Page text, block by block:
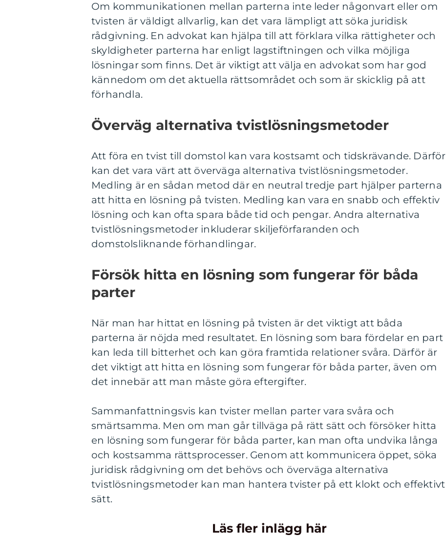
Om kommunikationen mellan parterna inte leder någonvart eller om
tvisten är väldigt allvarlig, kan det vara lämpligt att söka juridisk
rådgivning. En advokat kan hjälpa till att förklara vilka rättigheter och
skyldigheter parterna har enligt lagstiftningen och vilka möjliga
lösningar som finns. Det är viktigt att välja en advokat som har god
kännedom om det aktuella rättsområdet och som är skicklig på att
förhandla.
Överväg alternativa tvistlösningsmetoder
Att föra en tvist till domstol kan vara kostsamt och tidskrävande. Därför
kan det vara värt att överväga alternativa tvistlösningsmetoder.
Medling är en sådan metod där en neutral tredje part hjälper parterna
att hitta en lösning på tvisten. Medling kan vara en snabb och effektiv
lösning och kan ofta spara både tid och pengar. Andra alternativa
tvistlösningsmetoder inkluderar skiljeförfaranden och
domstolsliknande förhandlingar.
Försök hitta en lösning som fungerar för båda
parter
När man har hittat en lösning på tvisten är det viktigt att båda
parterna är nöjda med resultatet. En lösning som bara fördelar en part
kan leda till bitterhet och kan göra framtida relationer svåra. Därför är
det viktigt att hitta en lösning som fungerar för båda parter, även om
det innebär att man måste göra eftergifter.
Sammanfattningsvis kan tvister mellan parter vara svåra och
smärtsamma. Men om man går tillväga på rätt sätt och försöker hitta
en lösning som fungerar för båda parter, kan man ofta undvika långa
och kostsamma rättsprocesser. Genom att kommunicera öppet, söka
juridisk rådgivning om det behövs och överväga alternativa
tvistlösningsmetoder kan man hantera tvister på ett klokt och effektivt
sätt.
Läs fler inlägg här